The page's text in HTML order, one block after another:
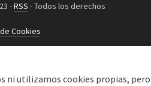
-RSS - Todos los derechos
Cookies
ni utilizamos cookies propias, pero